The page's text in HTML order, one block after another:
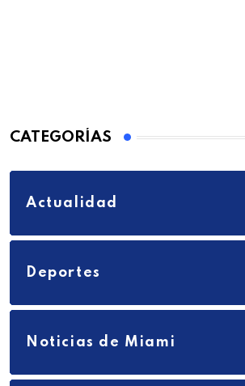
CATEGORÍAS
Actualidad
Deportes
Noticias de Miami